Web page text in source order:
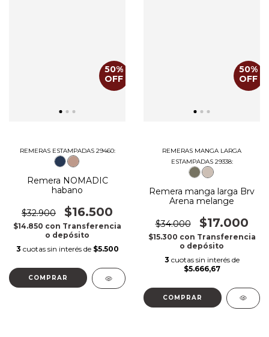
50%
OFF
REMERAS ESTAMPADAS 29460:
Remera NOMADIC
habano
$32.900 $16.500
$14.850 con Transferencia
o depósito
3 cuotas sin interés de $5.500
COMPRAR
50%
OFF
REMERAS MANGA LARGA
ESTAMPADAS 29338:
Remera manga larga Brv
Arena melange
$34.000 $17.000
$15.300 con Transferencia
o depósito
3 cuotas sin interés de
$5.666,67
COMPRAR